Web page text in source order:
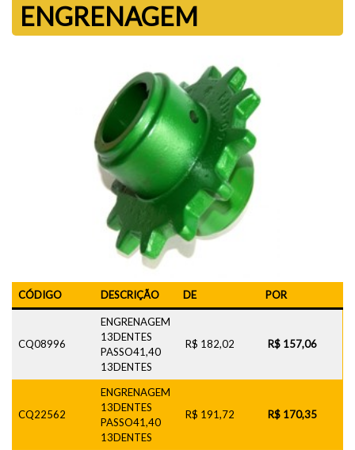
ENGRENAGEM
CÓDIGO DESCRIÇÃO DE POR
CQ08996
ENGRENAGEM
13DENTES
PASSO41,40
13DENTES
R$ 182,02 R$ 157,06
CQ22562
ENGRENAGEM
13DENTES
PASSO41,40
13DENTES
R$ 191,72 R$ 170,35